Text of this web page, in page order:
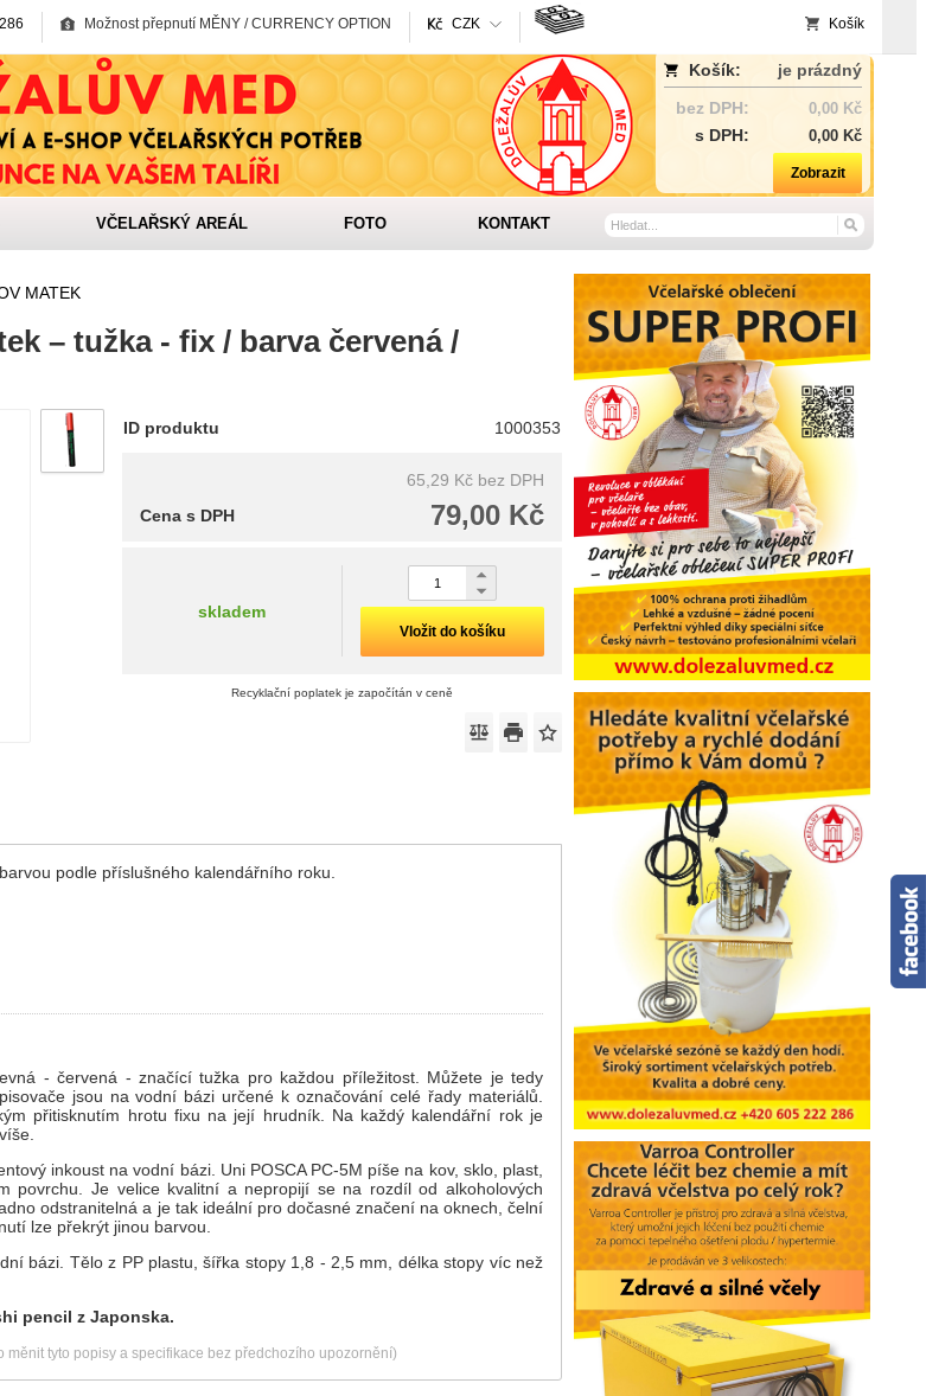
Možnost přepnutí MĚNY / CURRENCY OPTION CZK Košík
Košík:
je prázdný
bez DPH:
0,00 Kč
s DPH: 0,00 Kč
Zobrazit
VČELAŘSKÝ AREÁL FOTO KONTAKT
MATEK
– tužka - fix / barva červená /
ID produktu 1000353
65,29 Kč bez DPH
79,00 Kč
Cena s DPH
skladem
Vložit do košíku
Recyklační poplatek je započítán v ceně
podle příslušného kalendářního roku.
- červená - značící tužka pro každou příležitost. Můžete je tedy
jsou na vodní bázi určené k označování celé řady materiálů.
přitisknutím hrotu fixu na její hrudník. Na každý kalendářní rok je
inkoust na vodní bázi. Uni POSCA PC-5M píše na kov, sklo, plast,
povrchu. Je velice kvalitní a nepropijí se na rozdíl od alkoholových
odstranitelná a je tak ideální pro dočasné značení na oknech, čelní
lze překrýt jinou barvou.
bázi. Tělo z PP plastu, šířka stopy 1,8 - 2,5 mm, délka stopy víc než
pencil z Japonska.
měnit tyto popisy a specifikace bez předchozího upozornění)